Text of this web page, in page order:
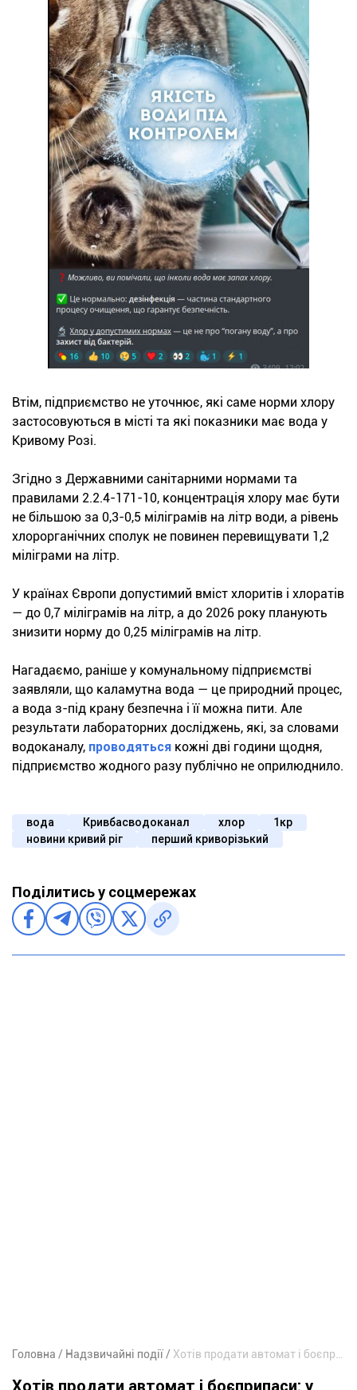
Втім, підприємство не уточнює, які саме норми хлору
застосовуються в місті та які показники має вода у
Кривому Розі.
Згідно з Державними санітарними нормами та
правилами 2.2.4-171-10, концентрація хлору має бути
не більшою за 0,3-0,5 міліграмів на літр води, а рівень
хлорорганічних сполук не повинен перевищувати 1,2
міліграми на літр.
У країнах Європи допустимий вміст хлоритів і хлоратів
— до 0,7 міліграмів на літр, а до 2026 року планують
знизити норму до 0,25 міліграмів на літр.
Нагадаємо, раніше у комунальному підприємстві
заявляли, що каламутна вода — це природний процес,
а вода з-під крану безпечна і її можна пити. Але
результати лабораторних досліджень, які, за словами
водоканалу, проводяться кожні дві години щодня,
підприємство жодного разу публічно не оприлюднило.
вода Кривбасводоканал хлор
1кр
новини кривий ріг
перший криворізький
Поділитись у соцмережах
Головна Надзвичайні події
Хотів продати автомат і боєприпаси: у